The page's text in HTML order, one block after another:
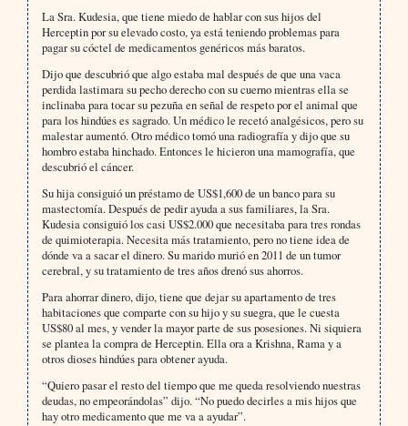
La Sra. Kudesia, que tiene miedo de hablar con sus hijos del
Herceptin por su elevado costo, ya está teniendo problemas para
pagar su cóctel de medicamentos genéricos más baratos.
Dijo que descubrió que algo estaba mal después de que una vaca
perdida lastimara su pecho derecho con su cuerno mientras ella se
inclinaba para tocar su pezuña en señal de respeto por el animal que
para los hindúes es sagrado. Un médico le recetó analgésicos, pero su
malestar aumentó. Otro médico tomó una radiografía y dijo que su
hombro estaba hinchado. Entonces le hicieron una mamografía, que
descubrió el cáncer.
Su hija consiguió un préstamo de US$1,600 de un banco para su
mastectomía. Después de pedir ayuda a sus familiares, la Sra.
Kudesia consiguió los casi US$2.000 que necesitaba para tres rondas
de quimioterapia. Necesita más tratamiento, pero no tiene idea de
dónde va a sacar el dinero. Su marido murió en 2011 de un tumor
cerebral, y su tratamiento de tres años drenó sus ahorros.
Para ahorrar dinero, dijo, tiene que dejar su apartamento de tres
habitaciones que comparte con su hijo y su suegra, que le cuesta
US$80 al mes, y vender la mayor parte de sus posesiones. Ni siquiera
se plantea la compra de Herceptin. Ella ora a Krishna, Rama y a
otros dioses hindúes para obtener ayuda.
“Quiero pasar el resto del tiempo que me queda resolviendo nuestras
deudas, no empeorándolas” dijo. “No puedo decirles a mis hijos que
hay otro medicamento que me va a ayudar”.